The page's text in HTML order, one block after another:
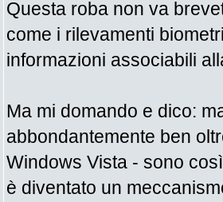
Questa roba non va
come i rilevamenti
informazioni associabili
Ma mi domando e dico:
abbondantemente ben
Windows Vista - sono
è diventato un